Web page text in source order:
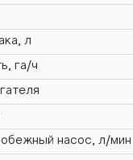
л
га/ч
насос, л/мин